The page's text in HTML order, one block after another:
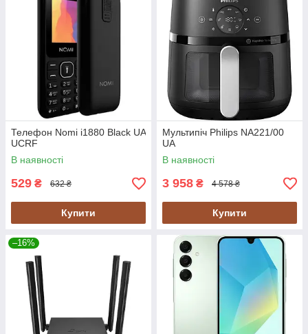
Телефон Nomi i1880 Black UA
UCRF
В наявності
529 ₴ 632 ₴
Купити
Мультипіч Philips NA221/00
UA
В наявності
3 958 ₴ 4 578 ₴
Купити
–16%